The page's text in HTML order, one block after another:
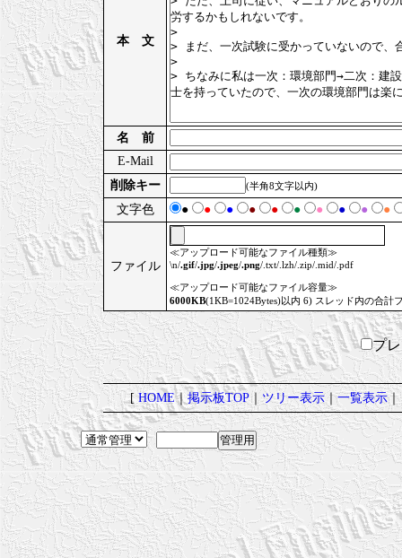
本 文
名 前
E-Mail
削除キー
(半角8文字以内)
文字色 ● ● ● ● ● ● ● ● ● ●
ファイル
≪アップロード可能なファイル種類≫
\n/.gif/.jpg/.jpeg/.png/.txt/.lzh/.zip/.mid/.pdf
≪アップロード可能なファイル容量≫
6000KB(1KB=1024Bytes)以内 6) スレッド内の合計
プ
[HOME｜ 掲示板TOP｜ツリー表示｜一覧表示｜